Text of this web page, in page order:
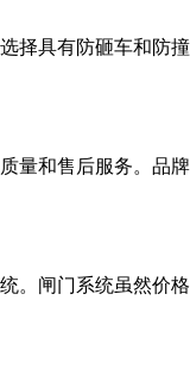
具有防砸车和防撞
和售后服务。品牌
闸门系统虽然价格